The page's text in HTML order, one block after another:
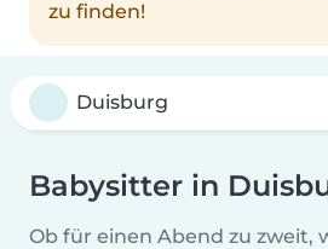
zu finden!
Babysitter in
Ob für einen Abend zu zweit,